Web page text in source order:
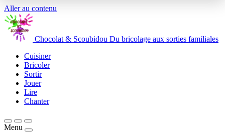
Aller au contenu
Chocolat & Scoubidou Du bricolage aux sorties familiales
Cuisiner
Bricoler
Sortir
Jouer
Lire
Chanter
Menu